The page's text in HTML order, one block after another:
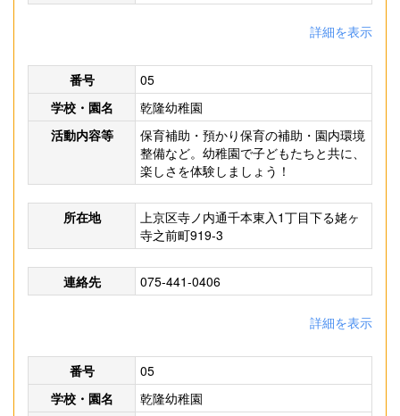
詳細を表示
番号
05
学校・園名
乾隆幼稚園
活動内容等
保育補助・預かり保育の補助・園内環境
整備など。幼稚園で子どもたちと共に、
楽しさを体験しましょう！
所在地
上京区寺ノ内通千本東入1丁目下る姥ヶ
寺之前町919-3
連絡先 075-441-0406
詳細を表示
番号
05
学校・園名
乾隆幼稚園